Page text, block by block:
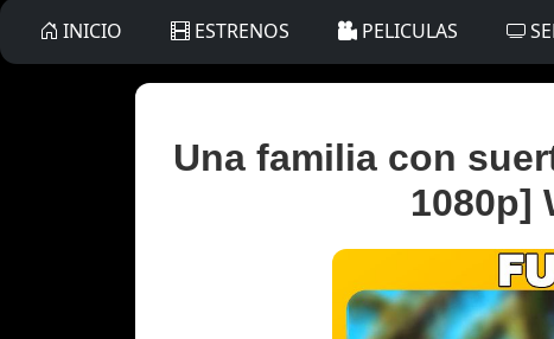
INICIO ESTRENOS PELICULAS
Una familia con
1080p]